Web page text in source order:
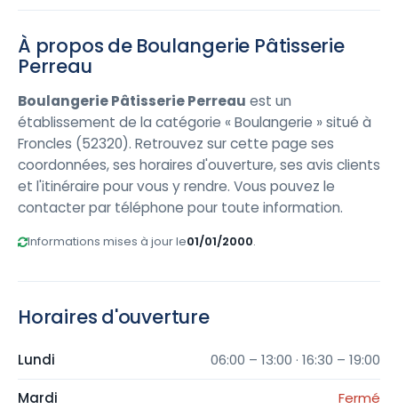
À propos de Boulangerie Pâtisserie
Perreau
Boulangerie Pâtisserie Perreau est un
établissement de la catégorie « Boulangerie » situé à
Froncles (52320). Retrouvez sur cette page ses
coordonnées, ses horaires d'ouverture, ses avis clients
et l'itinéraire pour vous y rendre. Vous pouvez le
contacter par téléphone pour toute information.
Informations mises à jour le01/01/2000.
Horaires d'ouverture
Lundi 06:00 – 13:00 · 16:30 – 19:00
Mardi Fermé